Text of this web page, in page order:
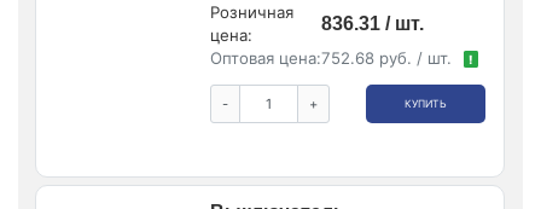
Розничная
цена:
836.31 / шт.
Оптовая цена:752.68 руб. / шт. !
- + КУПИТЬ